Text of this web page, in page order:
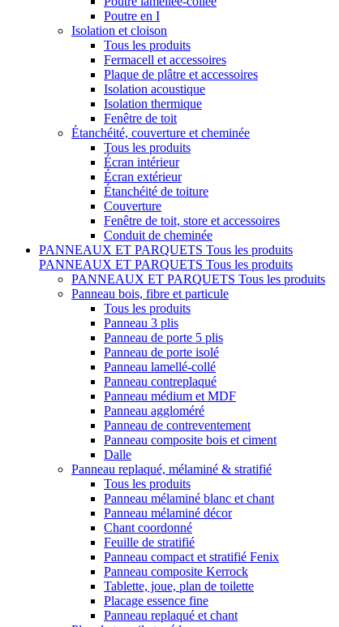
Poutre en I
Isolation et cloison
Tous les produits
Fermacell et accessoires
Plaque de plâtre et accessoires
Isolation acoustique
Isolation thermique
Fenêtre de toit
Étanchéité, couverture et cheminée
Tous les produits
Écran intérieur
Écran extérieur
Étanchéité de toiture
Couverture
Fenêtre de toit, store et accessoires
Conduit de cheminée
PANNEAUX ET PARQUETS Tous les produits
PANNEAUX ET PARQUETS Tous les produits
PANNEAUX ET PARQUETS Tous les produits
Panneau bois, fibre et particule
Tous les produits
Panneau 3 plis
Panneau de porte 5 plis
Panneau de porte isolé
Panneau lamellé-collé
Panneau contreplaqué
Panneau médium et MDF
Panneau aggloméré
Panneau de contreventement
Panneau composite bois et ciment
Dalle
Panneau replaqué, mélaminé & stratifié
Tous les produits
Panneau mélaminé blanc et chant
Panneau mélaminé décor
Chant coordonné
Feuille de stratifié
Panneau compact et stratifié Fenix
Panneau composite Kerrock
Tablette, joue, plan de toilette
Placage essence fine
Panneau replaqué et chant